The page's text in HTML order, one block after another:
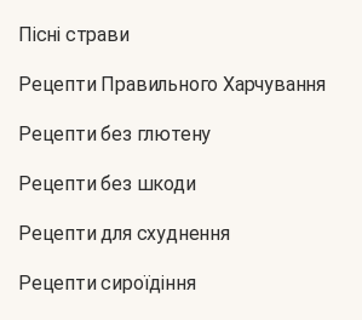
Пісні страви
Рецепти Правильного Харчування
Рецепти без глютену
Рецепти без шкоди
Рецепти для схуднення
Рецепти сироїдіння